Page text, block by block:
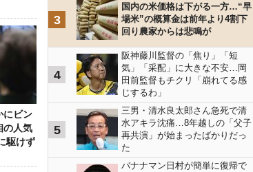
にビン
の人気
駆けず
3
国内の米価格は下がる一方…“早
場米”の概算金は前年より4割下
回り農家からは悲鳴が
4
阪神藤川監督の「焦り」「短
気」「采配」に大きな不安…岡
田前監督もチクリ「崩れてる感
じするわ」
5
三男・清水良太郎さん急死で清
水アキラ沈痛…8年越しの「父子
再共演」が始まったばかりだっ
た
バナナマン日村が簡単に復帰で